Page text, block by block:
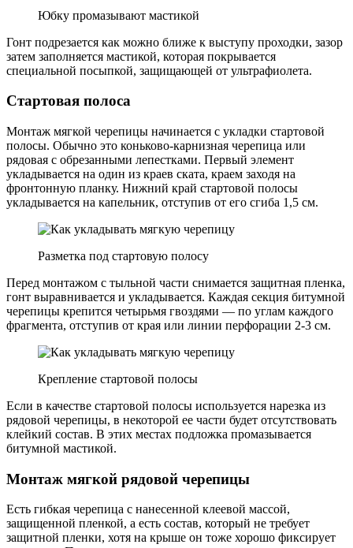
Юбку промазывают мастикой
Гонт подрезается как можно ближе к выступу проходки, зазор
затем заполняется мастикой, которая покрывается
специальной посыпкой, защищающей от ультрафиолета.
Стартовая полоса
Монтаж мягкой черепицы начинается с укладки стартовой
полосы. Обычно это коньково-карнизная черепица или
рядовая с обрезанными лепестками. Первый элемент
укладывается на один из краев ската, краем заходя на
фронтонную планку. Нижний край стартовой полосы
укладывается на капельник, отступив от его сгиба 1,5 см.
Разметка под стартовую полосу
Перед монтажом с тыльной части снимается защитная пленка,
гонт выравнивается и укладывается. Каждая секция битумной
черепицы крепится четырьмя гвоздями — по углам каждого
фрагмента, отступив от края или линии перфорации 2-3 см.
Крепление стартовой полосы
Если в качестве стартовой полосы используется нарезка из
рядовой черепицы, в некоторой ее части будет отсутствовать
клейкий состав. В этих местах подложка промазывается
битумной мастикой.
Монтаж мягкой рядовой черепицы
Есть гибкая черепица с нанесенной клеевой массой,
защищенной пленкой, а есть состав, который не требует
защитной пленки, хотя на крыше он тоже хорошо фиксирует